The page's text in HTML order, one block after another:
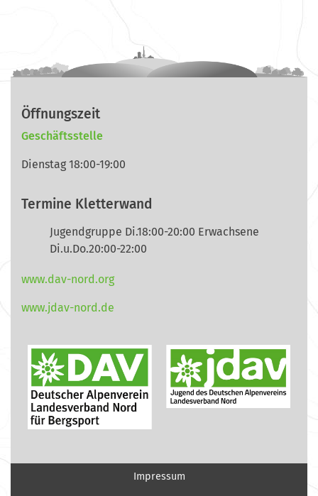
Öffnungszeit
Geschäftsstelle
Dienstag 18:00-19:00
Termine Kletterwand
Jugendgruppe Di.18:00-20:00 Erwachsene
Di.u.Do.20:00-22:00
www.dav-nord.org
www.jdav-nord.de
Impressum